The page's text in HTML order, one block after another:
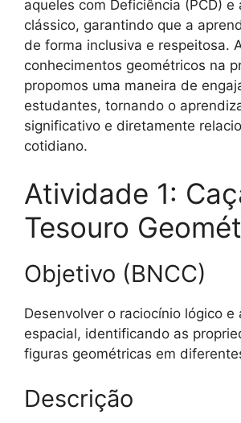
aqueles com Deficiência (PCD) e
clássico, garantindo que a
de forma inclusiva e respeitosa.
conhecimentos geométricos na
propomos uma maneira de
estudantes, tornando o
significativo e diretamente
cotidiano.
Atividade 1:
Tesouro
Objetivo (BNCC)
Desenvolver o raciocínio lógico e
espacial, identificando as
figuras geométricas em
Descrição